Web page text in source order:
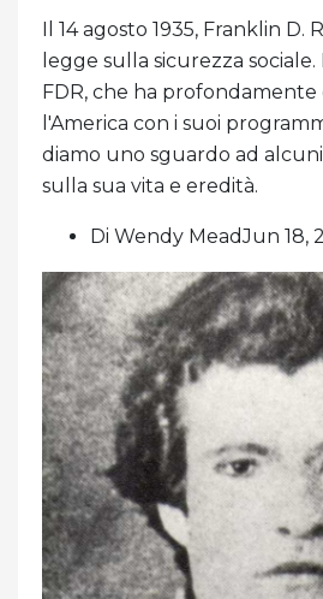
Il 14 agosto 1935, Franklin D.
legge sulla sicurezza
FDR, che ha profondamente
l'America con i suoi
diamo uno sguardo ad
sulla sua vita e eredità.
Di Wendy MeadJun 18,